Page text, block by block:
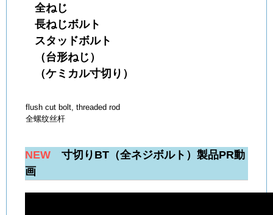
全ねじ
長ねじボルト
スタッドボルト
（台形ねじ）
（ケミカル寸切り）
flush cut bolt, threaded rod
全螺纹丝杆
NEW 寸切りBT（全ネジボルト）製品PR動
画